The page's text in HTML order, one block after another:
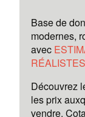
Base de
modernes,
avec
Découvrez
les prix
vendre.